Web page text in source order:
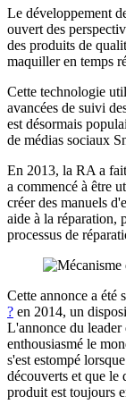
Le développement
ouvert des
des produits de
maquiller en temps
Cette technologie
avancées de suivi
est désormais
de médias sociaux
En 2013, la RA a
a commencé à être
créer des manuels
aide à la réparation,
processus de
Cette annonce a été
? en 2014, un
L'annonce du
enthousiasmé le
s'est estompé
découverts et que
produit est toujours